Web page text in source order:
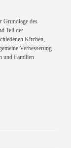
Grundlage des
Teil der
Kirchen,
Verbesserung
und Familien